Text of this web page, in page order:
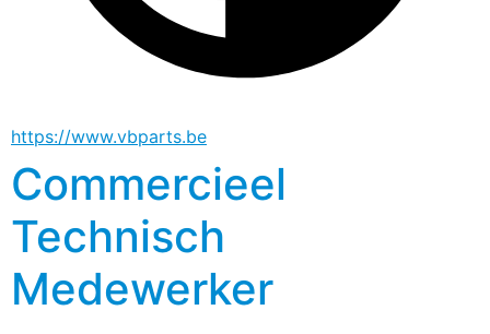
https://www.vbparts.be
Commercieel
Technisch
Medewerker